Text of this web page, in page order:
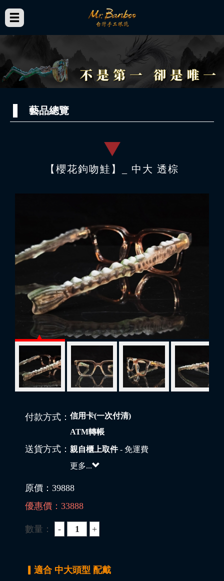
藝品總覽
【櫻花鉤吻鮭】_ 中大 透棕
付款方式： 信用卡(一次付清)
ATM轉帳
送貨方式： 親自櫃上取件- 免運費
更多...
原價： 39888
優惠價： 33888
數量：
▎適合 中大頭型 配戴